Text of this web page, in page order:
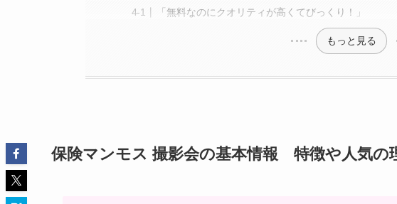
「無料なのにクオリティが高くてびっくり！」
もっと見る
保険マンモス 撮影会の基本情報 特徴や人気の